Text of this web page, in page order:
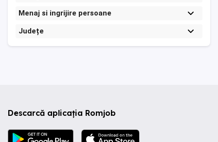
Menaj si ingrijire persoane
Județe
Descarcă aplicația Romjob